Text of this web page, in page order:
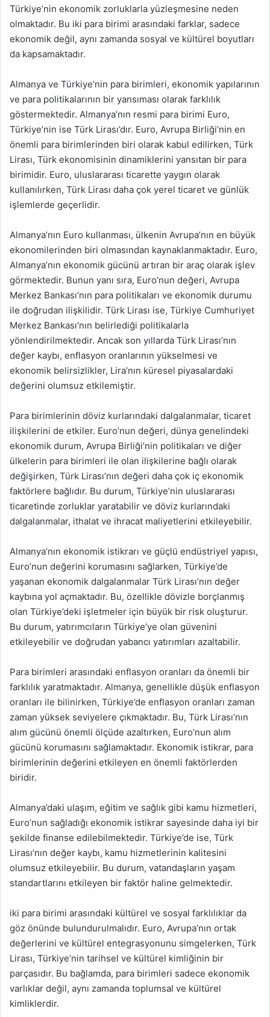
Türkiye’nin ekonomik zorluklarla yüzleşmesine neden
olmaktadır. Bu iki para birimi arasındaki farklar, sadece
ekonomik değil, aynı zamanda sosyal ve kültürel boyutları
da kapsamaktadır.
Almanya ve Türkiye’nin para birimleri, ekonomik yapılarının
ve para politikalarının bir yansıması olarak farklılık
göstermektedir. Almanya’nın resmi para birimi Euro,
Türkiye’nin ise Türk Lirası’dır. Euro, Avrupa Birliği’nin en
önemli para birimlerinden biri olarak kabul edilirken, Türk
Lirası, Türk ekonomisinin dinamiklerini yansıtan bir para
birimidir. Euro, uluslararası ticarette yaygın olarak
kullanılırken, Türk Lirası daha çok yerel ticaret ve günlük
işlemlerde geçerlidir.
Almanya’nın Euro kullanması, ülkenin Avrupa’nın en büyük
ekonomilerinden biri olmasından kaynaklanmaktadır. Euro,
Almanya’nın ekonomik gücünü artıran bir araç olarak işlev
görmektedir. Bunun yanı sıra, Euro’nun değeri, Avrupa
Merkez Bankası’nın para politikaları ve ekonomik durumu
ile doğrudan ilişkilidir. Türk Lirası ise, Türkiye Cumhuriyet
Merkez Bankası’nın belirlediği politikalarla
yönlendirilmektedir. Ancak son yıllarda Türk Lirası’nın
değer kaybı, enflasyon oranlarının yükselmesi ve
ekonomik belirsizlikler, Lira’nın küresel piyasalardaki
değerini olumsuz etkilemiştir.
Para birimlerinin döviz kurlarındaki dalgalanmalar, ticaret
ilişkilerini de etkiler. Euro’nun değeri, dünya genelindeki
ekonomik durum, Avrupa Birliği’nin politikaları ve diğer
ülkelerin para birimleri ile olan ilişkilerine bağlı olarak
değişirken, Türk Lirası’nın değeri daha çok iç ekonomik
faktörlere bağlıdır. Bu durum, Türkiye’nin uluslararası
ticaretinde zorluklar yaratabilir ve döviz kurlarındaki
dalgalanmalar, ithalat ve ihracat maliyetlerini etkileyebilir.
Almanya’nın ekonomik istikrarı ve güçlü endüstriyel yapısı,
Euro’nun değerini korumasını sağlarken, Türkiye’de
yaşanan ekonomik dalgalanmalar Türk Lirası’nın değer
kaybına yol açmaktadır. Bu, özellikle dövizle borçlanmış
olan Türkiye’deki işletmeler için büyük bir risk oluşturur.
Bu durum, yatırımcıların Türkiye’ye olan güvenini
etkileyebilir ve doğrudan yabancı yatırımları azaltabilir.
Para birimleri arasındaki enflasyon oranları da önemli bir
farklılık yaratmaktadır. Almanya, genellikle düşük enflasyon
oranları ile bilinirken, Türkiye’de enflasyon oranları zaman
zaman yüksek seviyelere çıkmaktadır. Bu, Türk Lirası’nın
alım gücünü önemli ölçüde azaltırken, Euro’nun alım
gücünü korumasını sağlamaktadır. Ekonomik istikrar, para
birimlerinin değerini etkileyen en önemli faktörlerden
biridir.
Almanya’daki ulaşım, eğitim ve sağlık gibi kamu hizmetleri,
Euro’nun sağladığı ekonomik istikrar sayesinde daha iyi bir
şekilde finanse edilebilmektedir. Türkiye’de ise, Türk
Lirası’nın değer kaybı, kamu hizmetlerinin kalitesini
olumsuz etkileyebilir. Bu durum, vatandaşların yaşam
standartlarını etkileyen bir faktör haline gelmektedir.
iki para birimi arasındaki kültürel ve sosyal farklılıklar da
göz önünde bulundurulmalıdır. Euro, Avrupa’nın ortak
değerlerini ve kültürel entegrasyonunu simgelerken, Türk
Lirası, Türkiye’nin tarihsel ve kültürel kimliğinin bir
parçasıdır. Bu bağlamda, para birimleri sadece ekonomik
varlıklar değil, aynı zamanda toplumsal ve kültürel
kimliklerdir.